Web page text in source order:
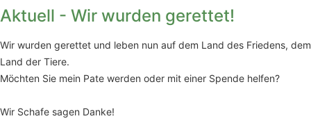
Aktuell - Wir wurden gerettet!
Wir wurden gerettet und leben nun auf dem Land des Friedens, dem
Land der Tiere.
Möchten Sie mein Pate werden oder mit einer Spende helfen?
Wir Schafe sagen Danke!